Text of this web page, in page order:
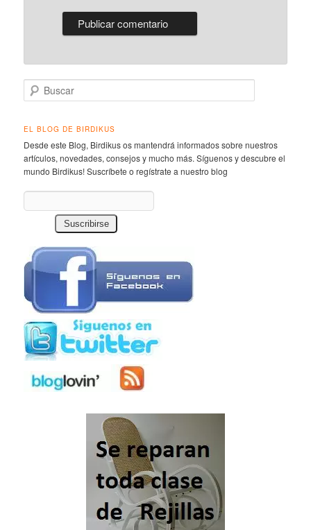
Buscar
EL BLOG DE BIRDIKUS
Desde este Blog, Birdikus os mantendrá informados sobre nuestros
artículos, novedades, consejos y mucho más. Síguenos y descubre el
mundo Birdikus! Suscríbete o regístrate a nuestro blog